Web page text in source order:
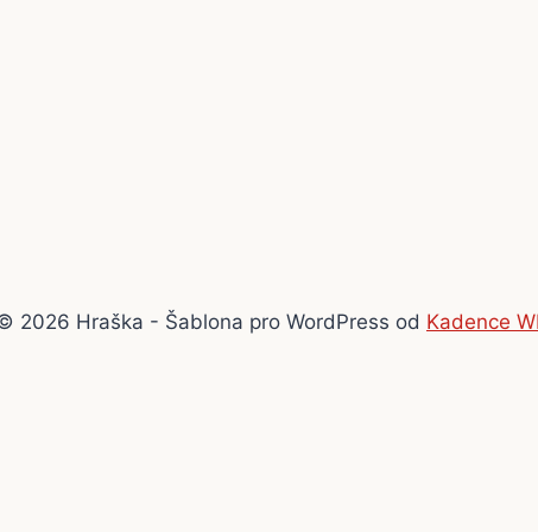
2026 Hraška - Šablona pro WordPress od Kadence